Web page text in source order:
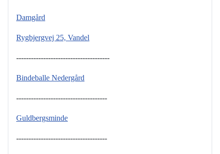
Damgård
Rygbjergvej 25, Vandel
--------------------------------------
Bindeballe Nedergård
-------------------------------------
Guldbergsminde
-------------------------------------